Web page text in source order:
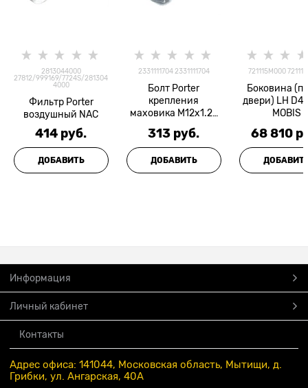
2813044000
27812/999169/7724S/281304
4000
Фильтр Porter
воздушный NAC
414 руб.
ДОБАВИТЬ
2331111704 2331111704
Болт Porter
крепления
маховика M12x1.25
L=30 мм MOBIS
313 руб.
ДОБАВИТЬ
721115M000
Боковина
двери) LH
MOBIS
68 810
Информация
Личный кабинет
Контакты
Адрес офиса: 141044, Московская область, Мытищи, д.
Грибки, ул. Ангарская, 40А